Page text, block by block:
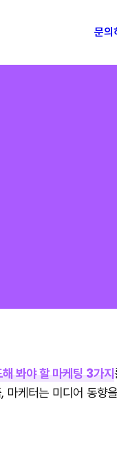
문의
봐야 할 마케팅 3가지
케터는 미디어 동향